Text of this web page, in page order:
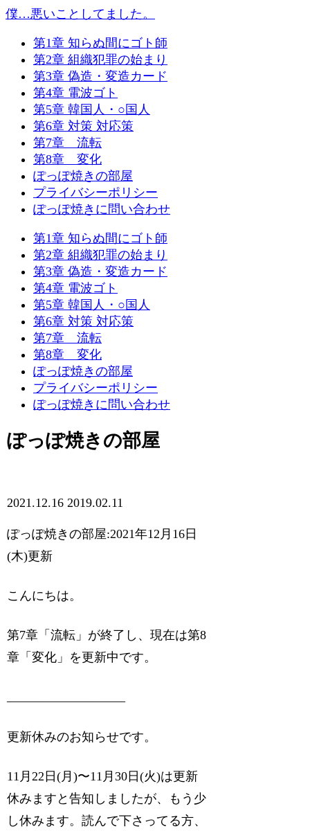
僕…悪いことしてました。
第1章 知らぬ間にゴト師
第2章 組織犯罪の始まり
第3章 偽造・変造カード
第4章 電波ゴト
第5章 韓国人・○国人
第6章 対策 対応策
第7章 流転
第8章 変化
ぽっぽ焼きの部屋
プライバシーポリシー
ぽっぽ焼きに問い合わせ
第1章 知らぬ間にゴト師
第2章 組織犯罪の始まり
第3章 偽造・変造カード
第4章 電波ゴト
第5章 韓国人・○国人
第6章 対策 対応策
第7章 流転
第8章 変化
ぽっぽ焼きの部屋
プライバシーポリシー
ぽっぽ焼きに問い合わせ
ぽっぽ焼きの部屋
2021.12.16 2019.02.11
ぽっぽ焼きの部屋:2021年12月16日
(木)更新
こんにちは。
第7章「流転」が終了し、現在は第8
章「変化」を更新中です。
更新休みのお知らせです。
11月22日(月)〜11月30日(火)は更新
休みますと告知しましたが、もう少
し休みます。読んで下さってる方、